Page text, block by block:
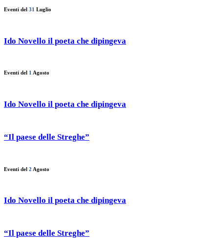
Eventi del 31 Luglio
Ido Novello il poeta che dipingeva
Eventi del 1 Agosto
Ido Novello il poeta che dipingeva
“Il paese delle Streghe”
Eventi del 2 Agosto
Ido Novello il poeta che dipingeva
“Il paese delle Streghe”